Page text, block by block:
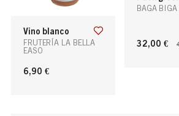
vino blanco
FRUTERÍA LA BELLA
EASO
6,90 €
BAGA BIGA
32,00 €